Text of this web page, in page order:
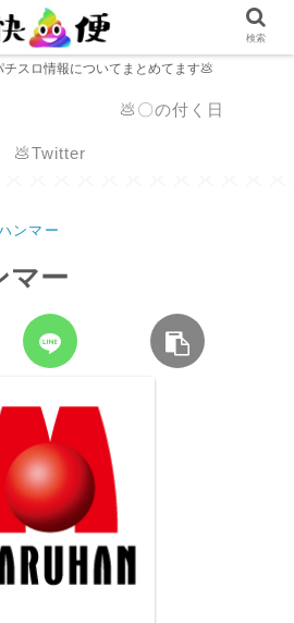
スロ情報についてまとめてます💩
💩〇の付く日
💩Twitter
ンマー
マー
検索